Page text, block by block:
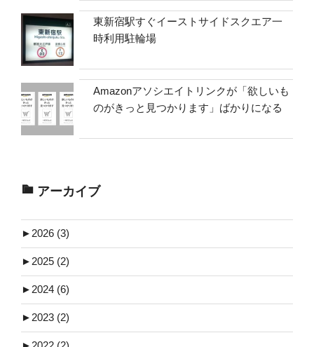
東新宿駅すぐイーストサイドスクエア一
時利用駐輪場
Amazonアソシエイトリンクが「欲しいも
のがきっと見つかります」ばかりになる
アーカイブ
► 2026 (3)
► 2025 (2)
► 2024 (6)
► 2023 (2)